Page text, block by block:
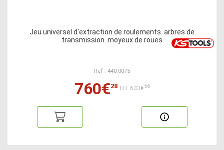
Jeu universel d'extraction de roulements. arbres de
transmission. moyeux de roues
Ref : 440.0075
760€28 HT:633€56